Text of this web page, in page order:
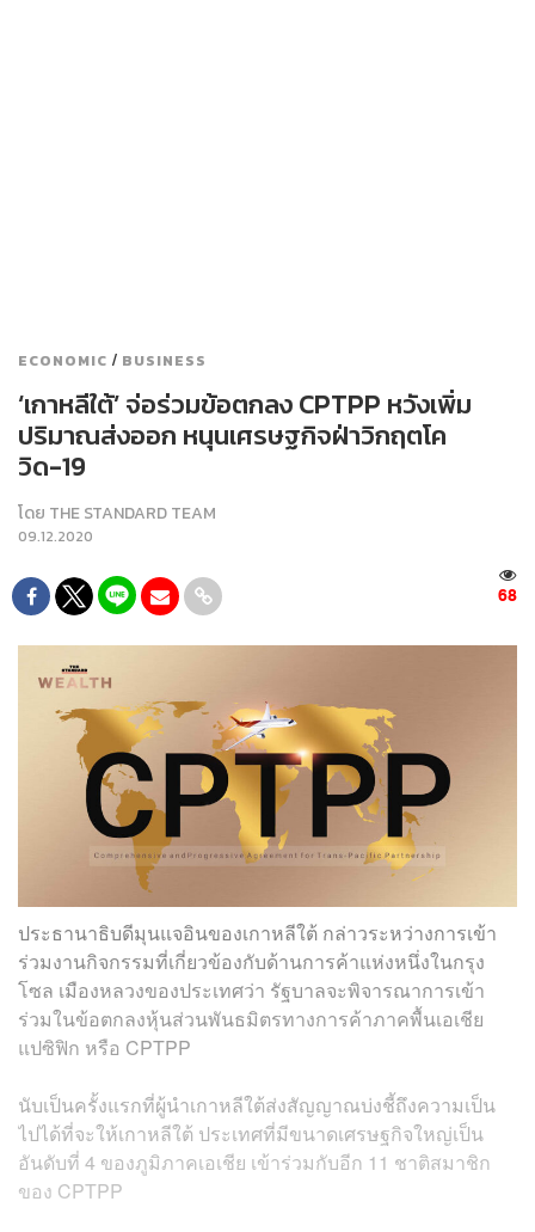
ECONOMIC / BUSINESS
‘เกาหลีใต้’ จ่อร่วมข้อตกลง CPTPP หวังเพิ่ม
ปริมาณส่งออก หนุนเศรษฐกิจฝ่าวิกฤตโค
วิด-19
โดย THE STANDARD TEAM
09.12.2020
68
ประธานาธิบดีมุนแจอินของเกาหลีใต้ กล่าวระหว่างการเข้า
ร่วมงานกิจกรรมที่เกี่ยวข้องกับด้านการค้าแห่งหนึ่งในกรุง
โซล เมืองหลวงของประเทศว่า รัฐบาลจะพิจารณาการเข้า
ร่วมในข้อตกลงหุ้นส่วนพันธมิตรทางการค้าภาคพื้นเอเชีย
แปซิฟิก หรือ CPTPP
นับเป็นครั้งแรกที่ผู้นำเกาหลีใต้ส่งสัญญาณบ่งชี้ถึงความเป็น
ไปได้ที่จะให้เกาหลีใต้ ประเทศที่มีขนาดเศรษฐกิจใหญ่เป็น
อันดับที่ 4 ของภูมิภาคเอเชีย เข้าร่วมกับอีก 11 ชาติสมาชิก
ของ CPTPP